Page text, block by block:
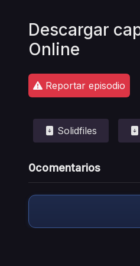
Descargar
Online
Reportar episodio
Solidfiles
0comentarios